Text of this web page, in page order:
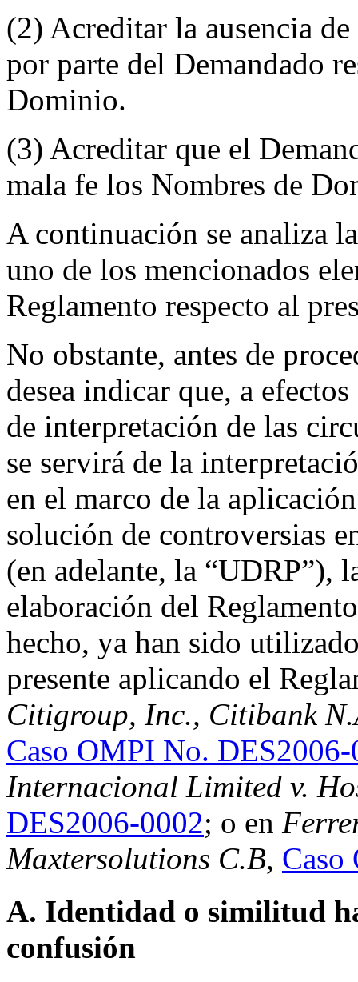
(2) Acreditar la ausencia
por parte del Demandado
Dominio.
(3) Acreditar que el
mala fe los Nombres de
A continuación se analiza
uno de los mencionados
Reglamento respecto al
No obstante, antes de
desea indicar que, a
de interpretación de las
se servirá de la
en el marco de la
solución de controversias
(en adelante, la “UDRP”),
elaboración del
hecho, ya han sido
presente aplicando el
Citigroup, Inc., Citibank
Caso OMPI No.
Internacional Limited v.
DES2006-0002; o en
Maxtersolutions C.B,
A. Identidad o similitud
confusión